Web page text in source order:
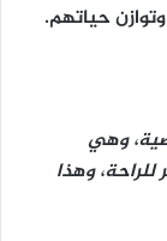
حياتهم.
وهي
وهذا